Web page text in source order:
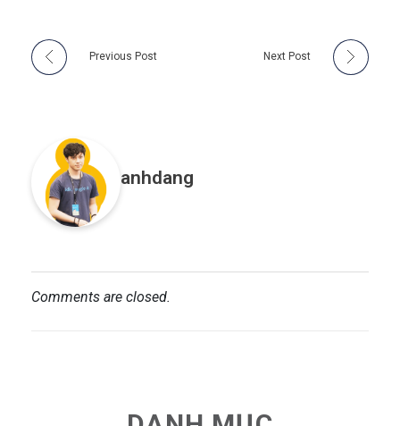
Previous Post Next Post
anhdang
Comments are closed.